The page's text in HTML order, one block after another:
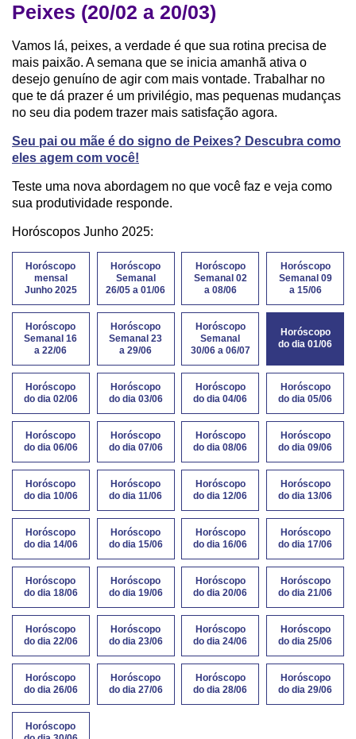
Peixes (20/02 a 20/03)
Vamos lá, peixes, a verdade é que sua rotina precisa de
mais paixão. A semana que se inicia amanhã ativa o
desejo genuíno de agir com mais vontade. Trabalhar no
que te dá prazer é um privilégio, mas pequenas mudanças
no seu dia podem trazer mais satisfação agora.
Seu pai ou mãe é do signo de Peixes? Descubra como
eles agem com você!
Teste uma nova abordagem no que você faz e veja como
sua produtividade responde.
Horóscopos Junho 2025:
Horóscopo
mensal
Junho 2025
Horóscopo
Semanal
26/05 a 01/06
Horóscopo
Semanal 02
a 08/06
Horóscopo
Semanal 09
a 15/06
Horóscopo
Semanal 16
a 22/06
Horóscopo
Semanal 23
a 29/06
Horóscopo
Semanal
30/06 a 06/07
Horóscopo
do dia 01/06
Horóscopo
do dia 02/06
Horóscopo
do dia 03/06
Horóscopo
do dia 04/06
Horóscopo
do dia 05/06
Horóscopo
do dia 06/06
Horóscopo
do dia 07/06
Horóscopo
do dia 08/06
Horóscopo
do dia 09/06
Horóscopo
do dia 10/06
Horóscopo
do dia 11/06
Horóscopo
do dia 12/06
Horóscopo
do dia 13/06
Horóscopo
do dia 14/06
Horóscopo
do dia 15/06
Horóscopo
do dia 16/06
Horóscopo
do dia 17/06
Horóscopo
do dia 18/06
Horóscopo
do dia 19/06
Horóscopo
do dia 20/06
Horóscopo
do dia 21/06
Horóscopo
do dia 22/06
Horóscopo
do dia 23/06
Horóscopo
do dia 24/06
Horóscopo
do dia 25/06
Horóscopo
do dia 26/06
Horóscopo
do dia 27/06
Horóscopo
do dia 28/06
Horóscopo
do dia 29/06
Horóscopo